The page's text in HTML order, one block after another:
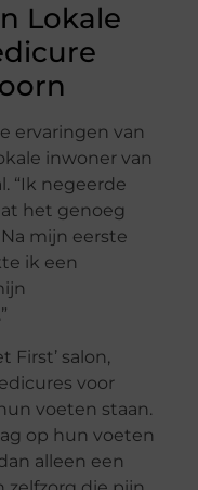
Lokale
ervaringen van
inwoner van
“Ik negeerde
het genoeg
mijn eerste
ik een
First’ salon,
voor
voeten staan.
op hun voeten
alleen een